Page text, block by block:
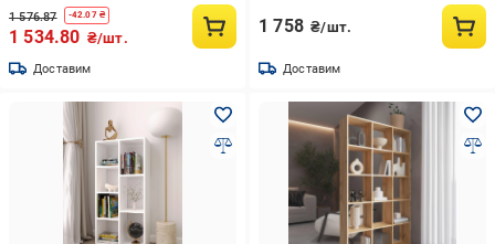
1 576.87 -42.07₴
1 534.80 ₴/шт.
Доставим
1 758 ₴/шт.
Доставим